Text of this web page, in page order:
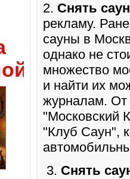
2. Снять
рекламу.
сауны в
однако не
множество
и найти их
журналам. От
"Московский
"Клуб Саун",
3. Снять